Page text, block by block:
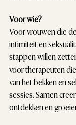
Voor wie?
Voor vrouwen die
intimiteit en
stappen willen
voor therapeuten
van het bekken en
sessies. Samen
ontdekken en